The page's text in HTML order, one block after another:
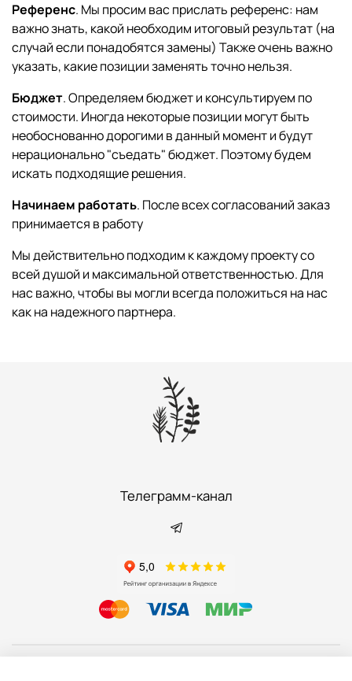
Референс. Мы просим вас прислать референс: нам
важно знать, какой необходим итоговый результат (на
случай если понадобятся замены) Также очень важно
указать, какие позиции заменять точно нельзя.
Бюджет. Определяем бюджет и консультируем по
стоимости. Иногда некоторые позиции могут быть
необоснованно дорогими в данный момент и будут
нерационально "съедать" бюджет. Поэтому будем
искать подходящие решения.
Начинаем работать. После всех согласований заказ
принимается в работу
Мы действительно подходим к каждому проекту со
всей душой и максимальной ответственностью. Для
нас важно, чтобы вы могли всегда положиться на нас
как на надежного партнера.
Телеграмм-канал